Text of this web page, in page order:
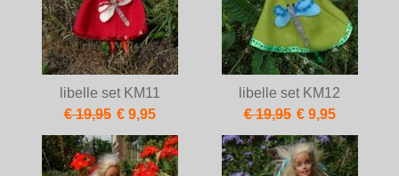
libelle set KM11
€ 19,95 € 9,95
libelle set KM12
€ 19,95 € 9,95